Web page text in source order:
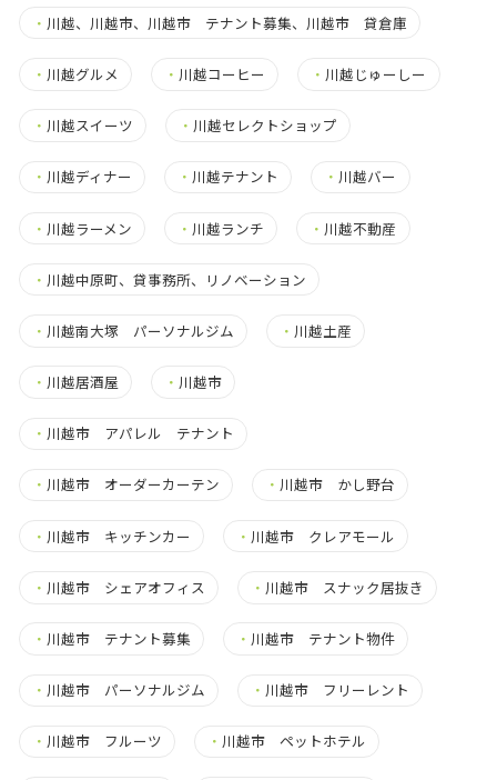
・ 川越、川越市、川越市 テナント募集、川越市 貸倉庫
・ 川越グルメ ・ 川越コーヒー ・ 川越じゅーしー
・ 川越スイーツ ・ 川越セレクトショップ
・ 川越ディナー ・ 川越テナント ・ 川越バー
・ 川越ラーメン ・ 川越ランチ ・ 川越不動産
・ 川越中原町、貸事務所、リノベーション
・ 川越南大塚 パーソナルジム ・ 川越土産
・ 川越居酒屋 ・ 川越市
・ 川越市 アパレル テナント
・ 川越市 オーダーカーテン ・ 川越市 かし野台
・ 川越市 キッチンカー ・ 川越市 クレアモール
・ 川越市 シェアオフィス ・ 川越市 スナック居抜き
・ 川越市 テナント募集 ・ 川越市 テナント物件
・ 川越市 パーソナルジム ・ 川越市 フリーレント
・ 川越市 フルーツ ・ 川越市 ペットホテル